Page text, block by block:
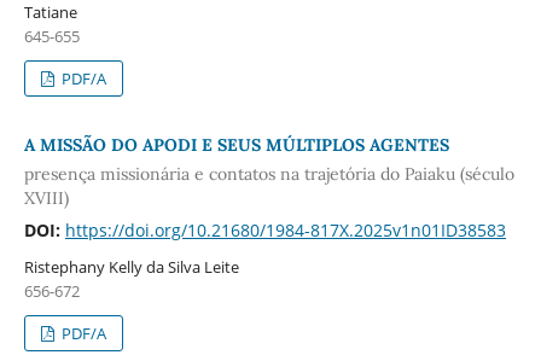
Tatiane
645-655
PDF/A
A MISSÃO DO APODI E SEUS MÚLTIPLOS AGENTES
presença missionária e contatos na trajetória do Paiaku (século
XVIII)
DOI: https://doi.org/10.21680/1984-817X.2025v1n01ID38583
Ristephany Kelly da Silva Leite
656-672
PDF/A